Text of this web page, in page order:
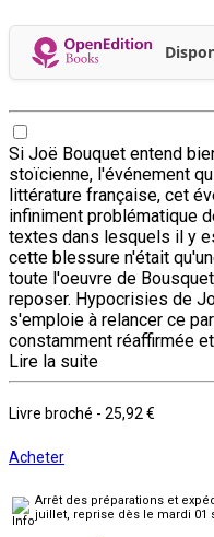
Si Joë Bouquet entend
stoïcienne, l'événement
littérature française, cet
infiniment problématique
textes dans lesquels il y
cette blessure n'était
toute l'oeuvre de
reposer. Hypocrisies de
s'emploie à relancer ce
constamment réaffirmée
Lire la suite
Livre broché - 25,92 €
Acheter
Arrêt des préparations et
juillet, reprise dès le mardi 01